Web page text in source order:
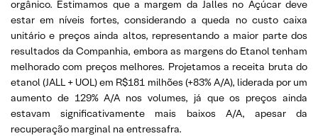
orgânico. Estimamos que a margem da Jalles no Açúcar deve
estar em níveis fortes, considerando a queda no custo caixa
unitário e preços ainda altos, representando a maior parte dos
resultados da Companhia, embora as margens do Etanol tenham
melhorado com preços melhores. Projetamos a receita bruta do
etanol (JALL + UOL) em R$181 milhões (+83% A/A), liderada por um
aumento de 129% A/A nos volumes, já que os preços ainda
estavam significativamente mais baixos A/A, apesar da
recuperação marginal na entressafra.